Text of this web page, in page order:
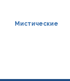
Мистические